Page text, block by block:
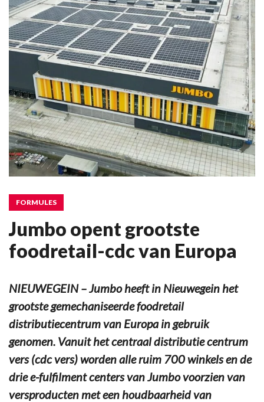
FORMULES
Jumbo opent grootste
foodretail-cdc van Europa
NIEUWEGEIN – Jumbo heeft in Nieuwegein het
grootste gemechaniseerde foodretail
distributiecentrum van Europa in gebruik
genomen. Vanuit het centraal distributie centrum
vers (cdc vers) worden alle ruim 700 winkels en de
drie e-fulfilment centers van Jumbo voorzien van
versproducten met een houdbaarheid van